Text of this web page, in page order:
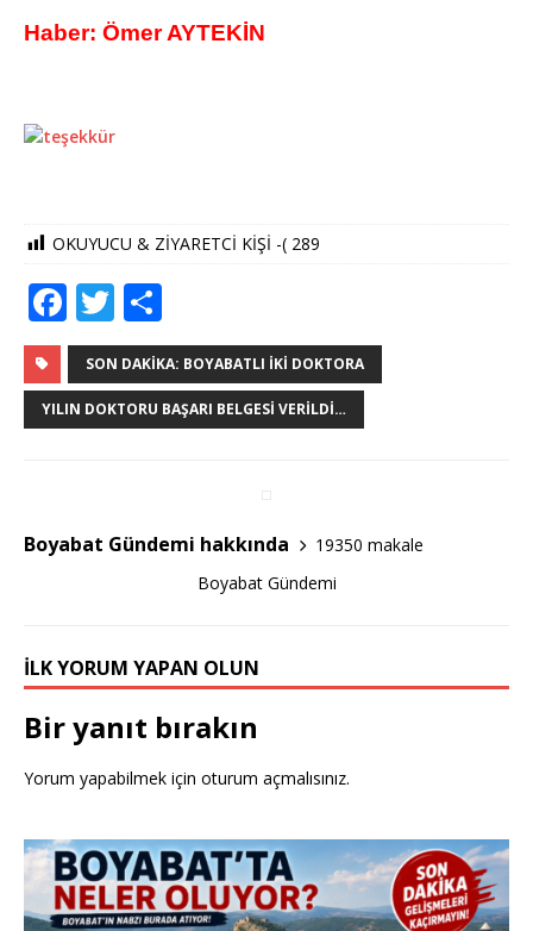
Haber: Ömer AYTEKİN
OKUYUCU & ZİYARETCİ KİŞİ -( 289
F
a
c
e
o
k
T
w
it
te
h
ar
e
SON DAKIKA: BOYABATLI İKI DOKTORA
YILIN DOKTORU BAŞARI BELGESI VERILDI…
Boyabat Gündemi hakkında
19350 makale
Boyabat Gündemi
İLK YORUM YAPAN OLUN
Bir yanıt bırakın
Yorum yapabilmek için oturum açmalısınız.